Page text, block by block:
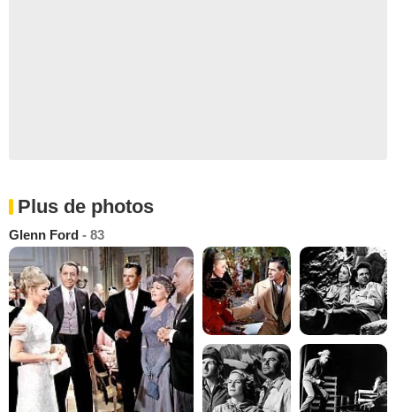
Plus de photos
Glenn Ford - 83